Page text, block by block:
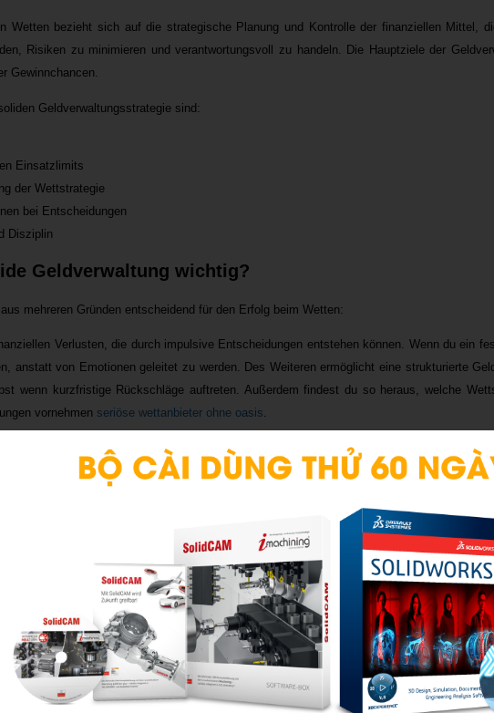
Wetten bezieht sich auf die strategische Planung und Kontrolle der finanziellen Mittel,
Risiken zu minimieren und verantwortungsvoll zu handeln. Die Hauptziele der
Gewinnchancen.
Geldverwaltungsstrategie sind:
Einsatzlimits
der Wettstrategie
bei Entscheidungen
Disziplin
Geldverwaltung wichtig?
mehreren Gründen entscheidend für den Erfolg beim Wetten:
Verlusten, die durch impulsive Entscheidungen entstehen können. Wenn du ein
anstatt von Emotionen geleitet zu werden. Des Weiteren ermöglicht eine strukturierte
wenn kurzfristige Rückschläge auftreten. Außerdem findest du so heraus, welche
vornehmen seriöse wettanbieter ohne oasis.
im Sportwetten
zur effektiven Geldverwaltung, die Wettenden helfen können, erfolgreicher zu sein. Hier
Strategie setzt du bei jeder Wette den gleichen Betrag. Dies hilft, das Risiko zu streuen und
Hierbei legst du einen festen Prozentsatz deiner Bankroll fest, den du pro Wette
deinem Gesamtkapital bleiben.
Definiere im Voraus, wann du aufhörst zu wetten, sei es nach einem Verlust oder
Fehlern
ist, machen viele Wettende häufig Fehler, die ihre Strategie gefährden. Hier sind einige